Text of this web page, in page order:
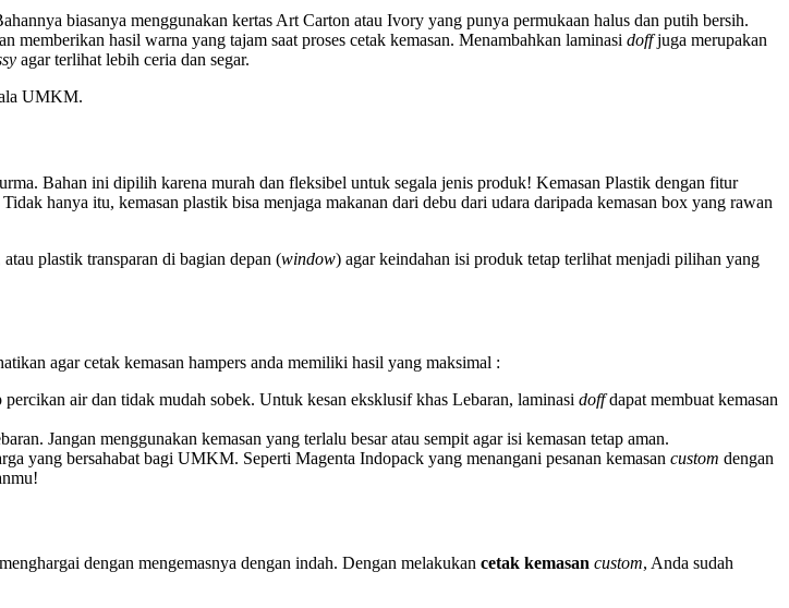
biasanya menggunakan kertas Art Carton atau Ivory yang punya permukaan halus dan putih bersih.
hasil warna yang tajam saat proses cetak kemasan. Menambahkan laminasi doffjuga merupakan
agar terlihat lebih ceria dan segar.
UMKM.
Bahan ini dipilih karena murah dan fleksibel untuk segala jenis produk! Kemasan Plastik dengan fitur
hanya itu, kemasan plastik bisa menjaga makanan dari debu dari udara daripada kemasan box yang rawan
plastik transparan di bagian depan (window) agar keindahan isi produk tetap terlihat menjadi pilihan yang
agar cetak kemasan hampers anda memiliki hasil yang maksimal :
air dan tidak mudah sobek. Untuk kesan eksklusif khas Lebaran, laminasi doffdapat membuat kemasan
Jangan menggunakan kemasan yang terlalu besar atau sempit agar isi kemasan tetap aman.
yang bersahabat bagi UMKM. Seperti Magenta Indopack yang menangani pesanan kemasan custom dengan
dengan mengemasnya dengan indah. Dengan melakukan cetak kemasan custom, Anda sudah